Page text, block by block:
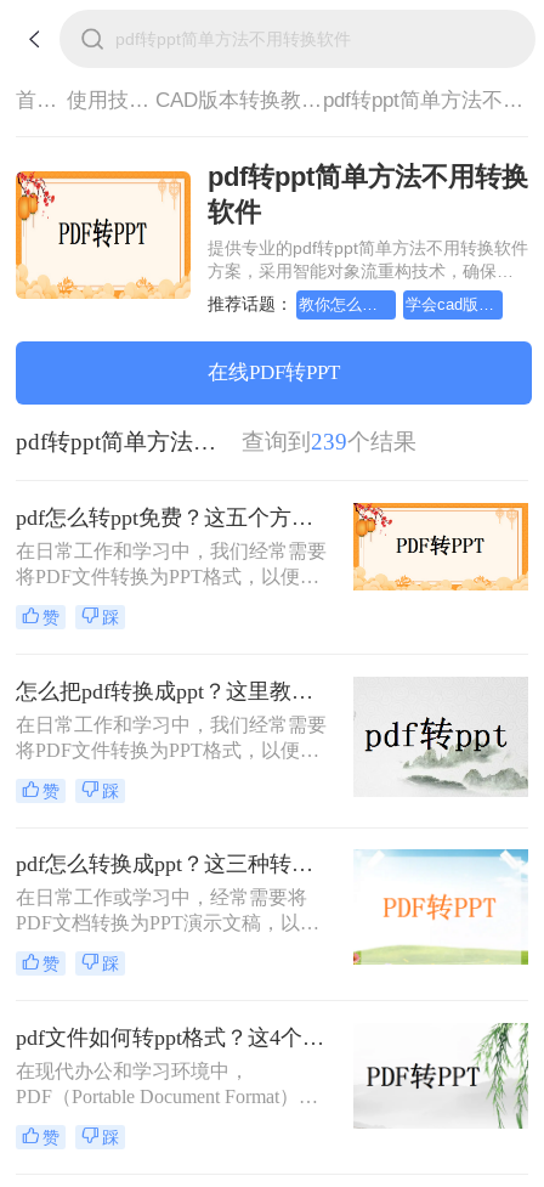
首页> 使用技巧> CAD版本转换教程> pdf转ppt简单方法不用转换软件
pdf转ppt简单方法不用转换
软件
提供专业的pdf转ppt简单方法不用转换软件
方案，采用智能对象流重构技术，确保文
档1:1高保真还原且排版不乱码。支持一键
批量处理，全链路 SSL 加密保障隐私安
全。助您快速实现pdf转ppt简单方法不用转
换软件，无需安装，高效办公。
推荐话题：
在线PDF转PPT
pdf转ppt简单方法不用转换软件 查询到 239个结果
pdf怎么转ppt免费？这五个方法请收好！方便又好用！
在日常工作和学习中，我们经常需要
将PDF文件转换为PPT格式，以便进
行演示或编辑。那么pdf怎么转ppt免
费呢？虽然市面上有许多付费的转换
转PPT方法，帮助你轻松实现文件格
式的转换。
赞 踩
怎么把pdf转换成ppt？这里教你这四种方法！
在日常工作和学习中，我们经常需要
将PDF文件转换为PPT格式，以便更
好地进行演示和编辑。那么怎么把
PDF转换成PPT呢？以下将介绍三种
PDF到PPT的转换。
赞 踩
pdf怎么转换成ppt？这三种转换方法分享给你!！
在日常工作或学习中，经常需要将
PDF文档转换为PPT演示文稿，以便
于更好地展示和编辑内容。
PDF（Portable Document Format）因
用，但PPT（PowerPoint）则因其动态
演示功能而备受青睐。那么pdf怎么转
换成ppt呢？本文将介绍三种将PDF转
换为PPT的高效方法，帮助您轻松完
成格式转换。
赞 踩
pdf文件如何转ppt格式？这4个方法请收好！方便又好用！
在现代办公和学习环境中，
PDF（Portable Document Format）因
其出色的跨平台兼容性和保持文档格
式不变的能力而广受欢迎。然而，在
赞 踩